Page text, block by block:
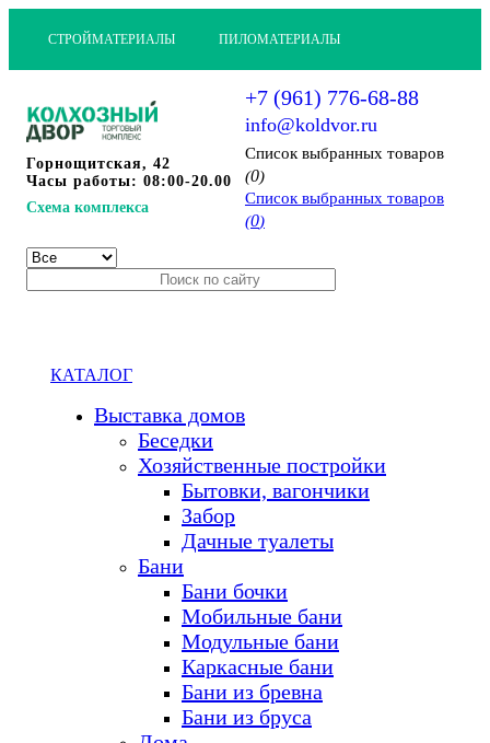
СТРОЙМАТЕРИАЛЫ ПИЛОМАТЕРИАЛЫ
Горнощитская, 42
Часы работы: 08:00-20.00
Схема комплекса
+7 (961) 776-68-88
info@koldvor.ru
Cписок выбранных товаров
(0)
Cписок выбранных товаров
(0)
КАТАЛОГ
Выставка домов
Беседки
Хозяйственные постройки
Бытовки, вагончики
Забор
Дачные туалеты
Бани
Бани бочки
Мобильные бани
Модульные бани
Каркасные бани
Бани из бревна
Бани из бруса